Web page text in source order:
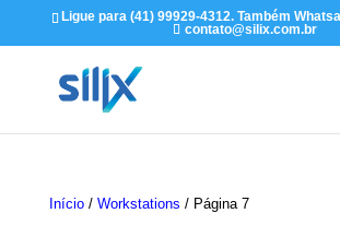
Ligue para (41) 99929-4312. Também
contato@silix.com.br
Início/ Workstations / Página 7